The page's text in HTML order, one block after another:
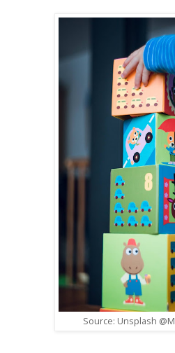
Source: Unsplash